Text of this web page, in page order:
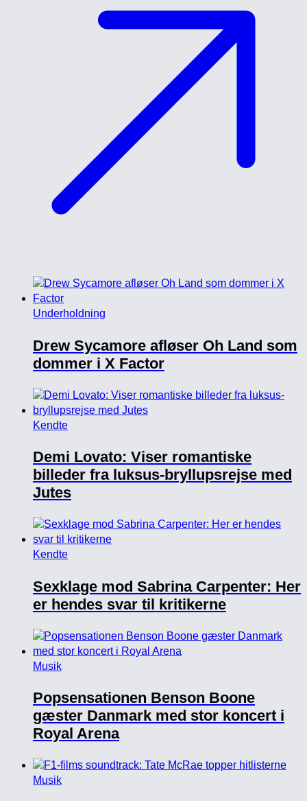
Underholdning
Drew Sycamore afløser Oh Land som
dommer i X Factor
Kendte
Demi Lovato: Viser romantiske
billeder fra luksus-bryllupsrejse med
Jutes
Kendte
Sexklage mod Sabrina Carpenter: Her
er hendes svar til kritikerne
Musik
Popsensationen Benson Boone
gæster Danmark med stor koncert i
Royal Arena
Musik